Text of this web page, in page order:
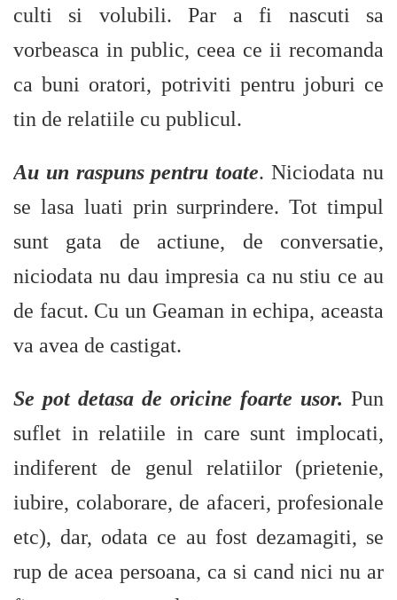
culti si volubili. Par a fi nascuti sa
vorbeasca in public, ceea ce ii recomanda
ca buni oratori, potriviti pentru joburi ce
tin de relatiile cu publicul.
Au un raspuns pentru toate. Niciodata nu
se lasa luati prin surprindere. Tot timpul
sunt gata de actiune, de conversatie,
niciodata nu dau impresia ca nu stiu ce au
de facut. Cu un Geaman in echipa, aceasta
va avea de castigat.
Se pot detasa de oricine foarte usor. Pun
suflet in relatiile in care sunt implocati,
indiferent de genul relatiilor (prietenie,
iubire, colaborare, de afaceri, profesionale
etc), dar, odata ce au fost dezamagiti, se
rup de acea persoana, ca si cand nici nu ar